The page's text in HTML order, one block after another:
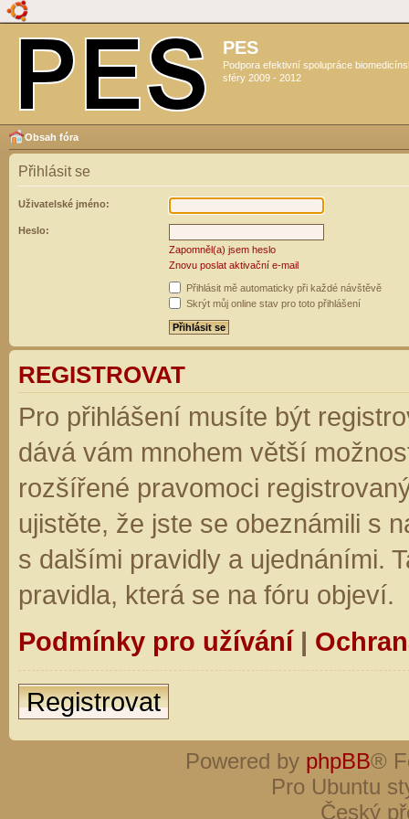
PES
Podpora efektivní spolupráce
sféry 2009 - 2012
Obsah fóra
Přihlásit se
Uživatelské jméno:
Heslo:
Zapomněl(a) jsem heslo
Znovu poslat aktivační e-mail
Přihlásit mě automaticky při každé návštěvě
Skrýt můj online stav pro toto přihlášení
REGISTROVAT
Pro přihlášení musíte být
dává vám mnohem větší
rozšířené pravomoci
ujistěte, že jste se obeznámili s
s dalšími pravidly a ujednáními.
pravidla, která se na fóru objeví.
Podmínky pro užívání|
Registrovat
Powered by phpBB®
Pro Ubuntu
Český